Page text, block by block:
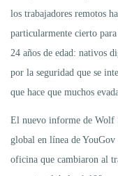
los trabajadores remotos
particularmente cierto
24 años de edad: nativos
por la seguridad que se
que hace que muchos
El nuevo informe de Wolf
global en línea de
oficina que cambiaron al